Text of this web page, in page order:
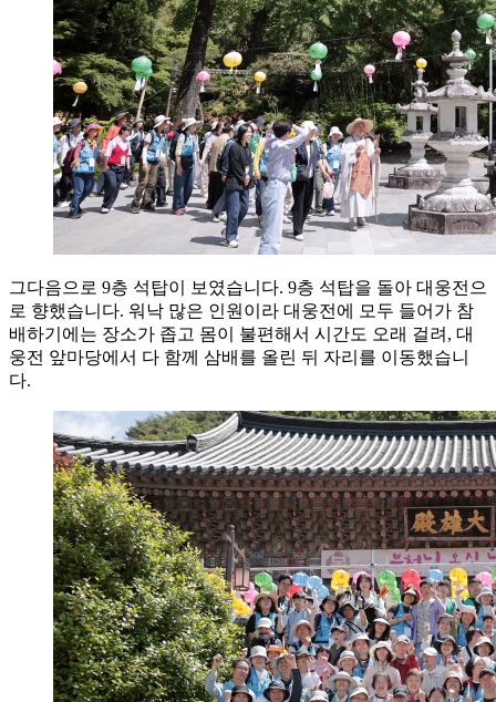
그다음으로 9층 석탑이 보였습니다. 9층 석탑을 돌아 대웅전으
로 향했습니다. 워낙 많은 인원이라 대웅전에 모두 들어가 참
배하기에는 장소가 좁고 몸이 불편해서 시간도 오래 걸려, 대
웅전 앞마당에서 다 함께 삼배를 올린 뒤 자리를 이동했습니
다.